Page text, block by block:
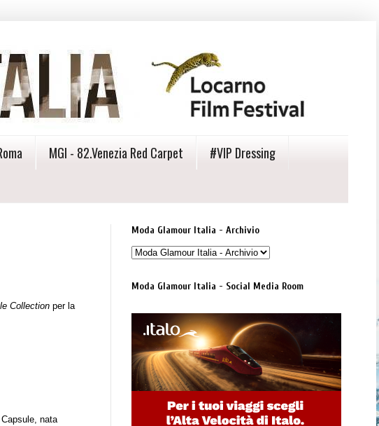
MGI - 82.Venezia Red Carpet
#VIP Dressing
Collection per la
nata
Moda Glamour Italia - Archivio
Moda Glamour Italia - Social Media Room